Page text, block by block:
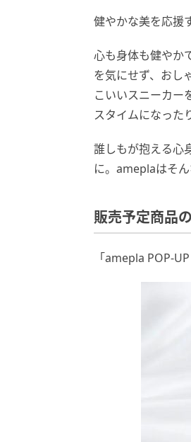
健やかな美を応援
心も身体も健やか
を気にせず、おし
こいいスニーカー
スタイムになった
誰しもが抱える心
に。ameplaはそ
販売予定商品
「amepla POP-